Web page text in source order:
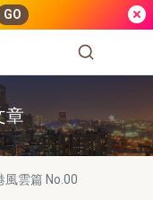
GO
章
風雲篇 No.00